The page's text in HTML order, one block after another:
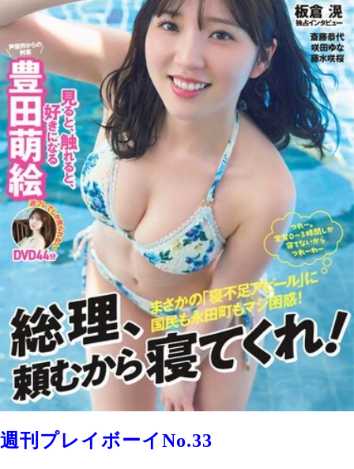
週刊プレイボーイNo.33